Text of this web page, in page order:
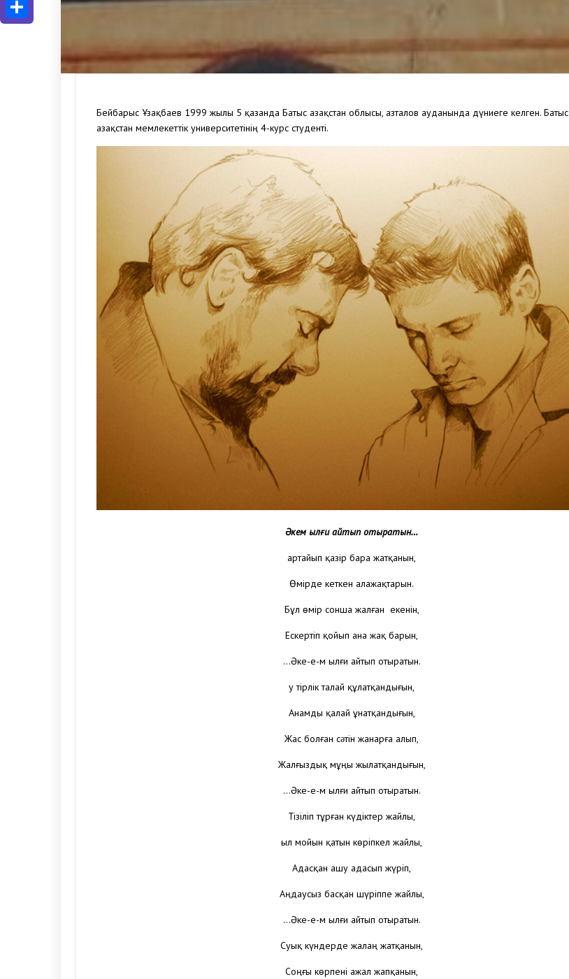
Бейбарыс Ұзақбаев 1999 жылы 5 қазанда Батыс Қазақстан облысы, Қазталов ауданында дүниеге келген. Батыс
Қазақстан мемлекеттік университетінің 4-курс студенті.
Әкем ылғи айтып отыратын…
Қартайып қазір бара жатқанын,
Өмірде кеткен алажақтарын.
Бұл өмір сонша жалған екенін,
Ескертіп қойып ана жақ барын,
…Әке-е-м ылғи айтып отыратын.
Қу тірлік талай құлатқандығын,
Анамды қалай ұнатқандығын,
Жас болған сəтін жанарға алып,
Жалғыздық мұңы жылатқандығын,
…Әке-е-м ылғи айтып отыратын.
Тізіліп тұрған күдіктер жайлы,
Қыл мойын қатын көріпкел жайлы,
Адасқан ашу адасып жүріп,
Аңдаусыз басқан шүріппе жайлы,
…Әке-е-м ылғи айтып отыратын.
Суық күндерде жалаң жатқанын,
Соңғы көрпені ажал жапқанын,
Отправить